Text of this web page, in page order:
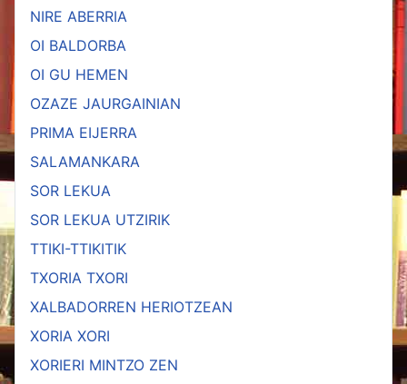
NIRE ABERRIA
OI BALDORBA
OI GU HEMEN
OZAZE JAURGAINIAN
PRIMA EIJERRA
SALAMANKARA
SOR LEKUA
SOR LEKUA UTZIRIK
TTIKI-TTIKITIK
TXORIA TXORI
XALBADORREN HERIOTZEAN
XORIA XORI
XORIERI MINTZO ZEN